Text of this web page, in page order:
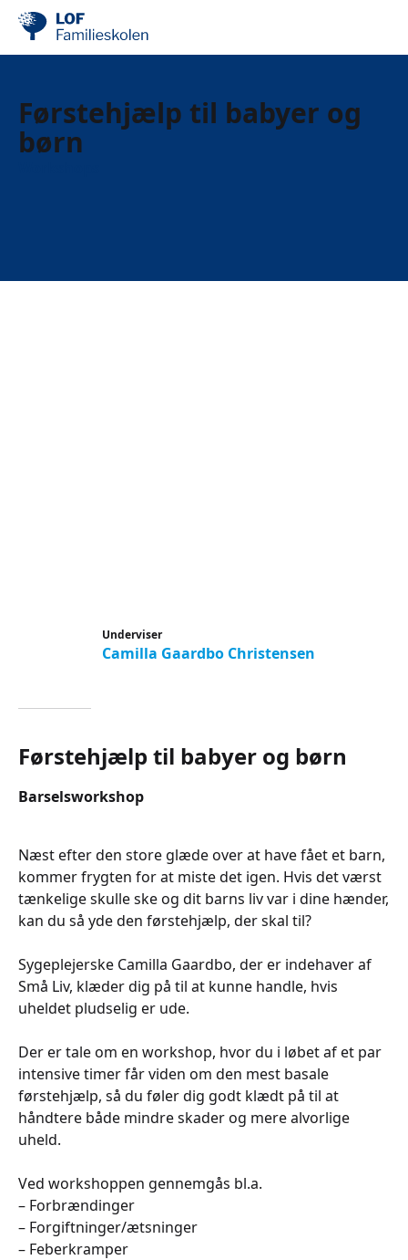
Førstehjælp til babyer og
børn
Underviser
Camilla Gaardbo Christensen
Førstehjælp til babyer og børn
Barselsworkshop
Næst efter den store glæde over at have fået et barn,
kommer frygten for at miste det igen. Hvis det værst
tænkelige skulle ske og dit barns liv var i dine hænder,
kan du så yde den førstehjælp, der skal til?
Sygeplejerske Camilla Gaardbo, der er indehaver af
Små Liv, klæder dig på til at kunne handle, hvis
uheldet pludselig er ude.
Der er tale om en workshop, hvor du i løbet af et par
intensive timer får viden om den mest basale
førstehjælp, så du føler dig godt klædt på til at
håndtere både mindre skader og mere alvorlige
uheld.
Ved workshoppen gennemgås bl.a.
– Forbrændinger
– Forgiftninger/ætsninger
– Feberkramper